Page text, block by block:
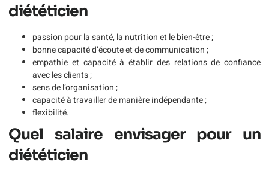
diététicien
passion pour la santé, la nutrition et le bien-être ;
bonne capacité d’écoute et de communication ;
empathie et capacité à établir des relations de confiance
avec les clients ;
sens de l’organisation ;
capacité à travailler de manière indépendante ;
flexibilité.
Quel salaire envisager pour un
diététicien